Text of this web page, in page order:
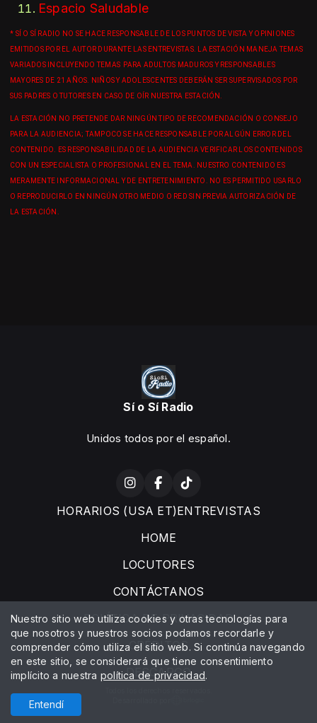
Espacio Saludable
* SÍ O SÍ RADIO NO SE HACE RESPONSABLE DE LOS PUNTOS DE VISTAY OPINIONES
EMITIDOS POR EL AUTOR DURANTE LAS ENTREVISTAS.
LA ESTACIÓN MANEJA TEMAS
VARIADOS INCLUYENDO TEMAS PARA ADULTOS MADUROS Y RESPONSABLES
MAYORES DE 21 AÑOS. NIÑOS Y ADOLESCENTES DEBERÁN SER SUPERVISADOS POR
SUS PADRES O TUTORES EN CASO DE OÍR NUESTRA ESTACIÓN.
LA ESTACIÓN NO PRETENDE DAR NINGÚN TIPO DE RECOMENDACIÓN O CONSEJO
PARA LA AUDIENCIA; TAMPOCO SE HACE RESPONSABLE POR ALGÚN ERROR DEL
CONTENIDO. ES RESPONSABILIDAD DE LA AUDIENCIA VERIFICAR LOS CONTENIDOS
CON UN ESPECIALISTA O PROFESIONAL EN EL TEMA. NUESTRO CONTENIDO ES
MERAMENTE INFORMACIONAL Y DE ENTRETENIMIENTO. NO ES PERMITIDO USARLO
O REPRODUCIRLO EN NINGÚN OTRO MEDIO O RED SIN PREVIA AUTORIZACIÓN DE
LA ESTACIÓN.
Sí o Sí Radio
Unidos todos por el español.
HORARIOS (USA ET)ENTREVISTAS
HOME
LOCUTORES
CONTÁCTANOS
POLÍTICA DE PRIVACIDAD
CRÉDITOS
DESCARGO
Nuestro sitio web utiliza cookies y otras tecnologías para
que nosotros y nuestros socios podamos recordarle y
comprender cómo utiliza el sitio web. Si continúa navegando
en este sitio, se considerará que tiene consentimiento
implícito a nuestra política de privacidad.
Entendí